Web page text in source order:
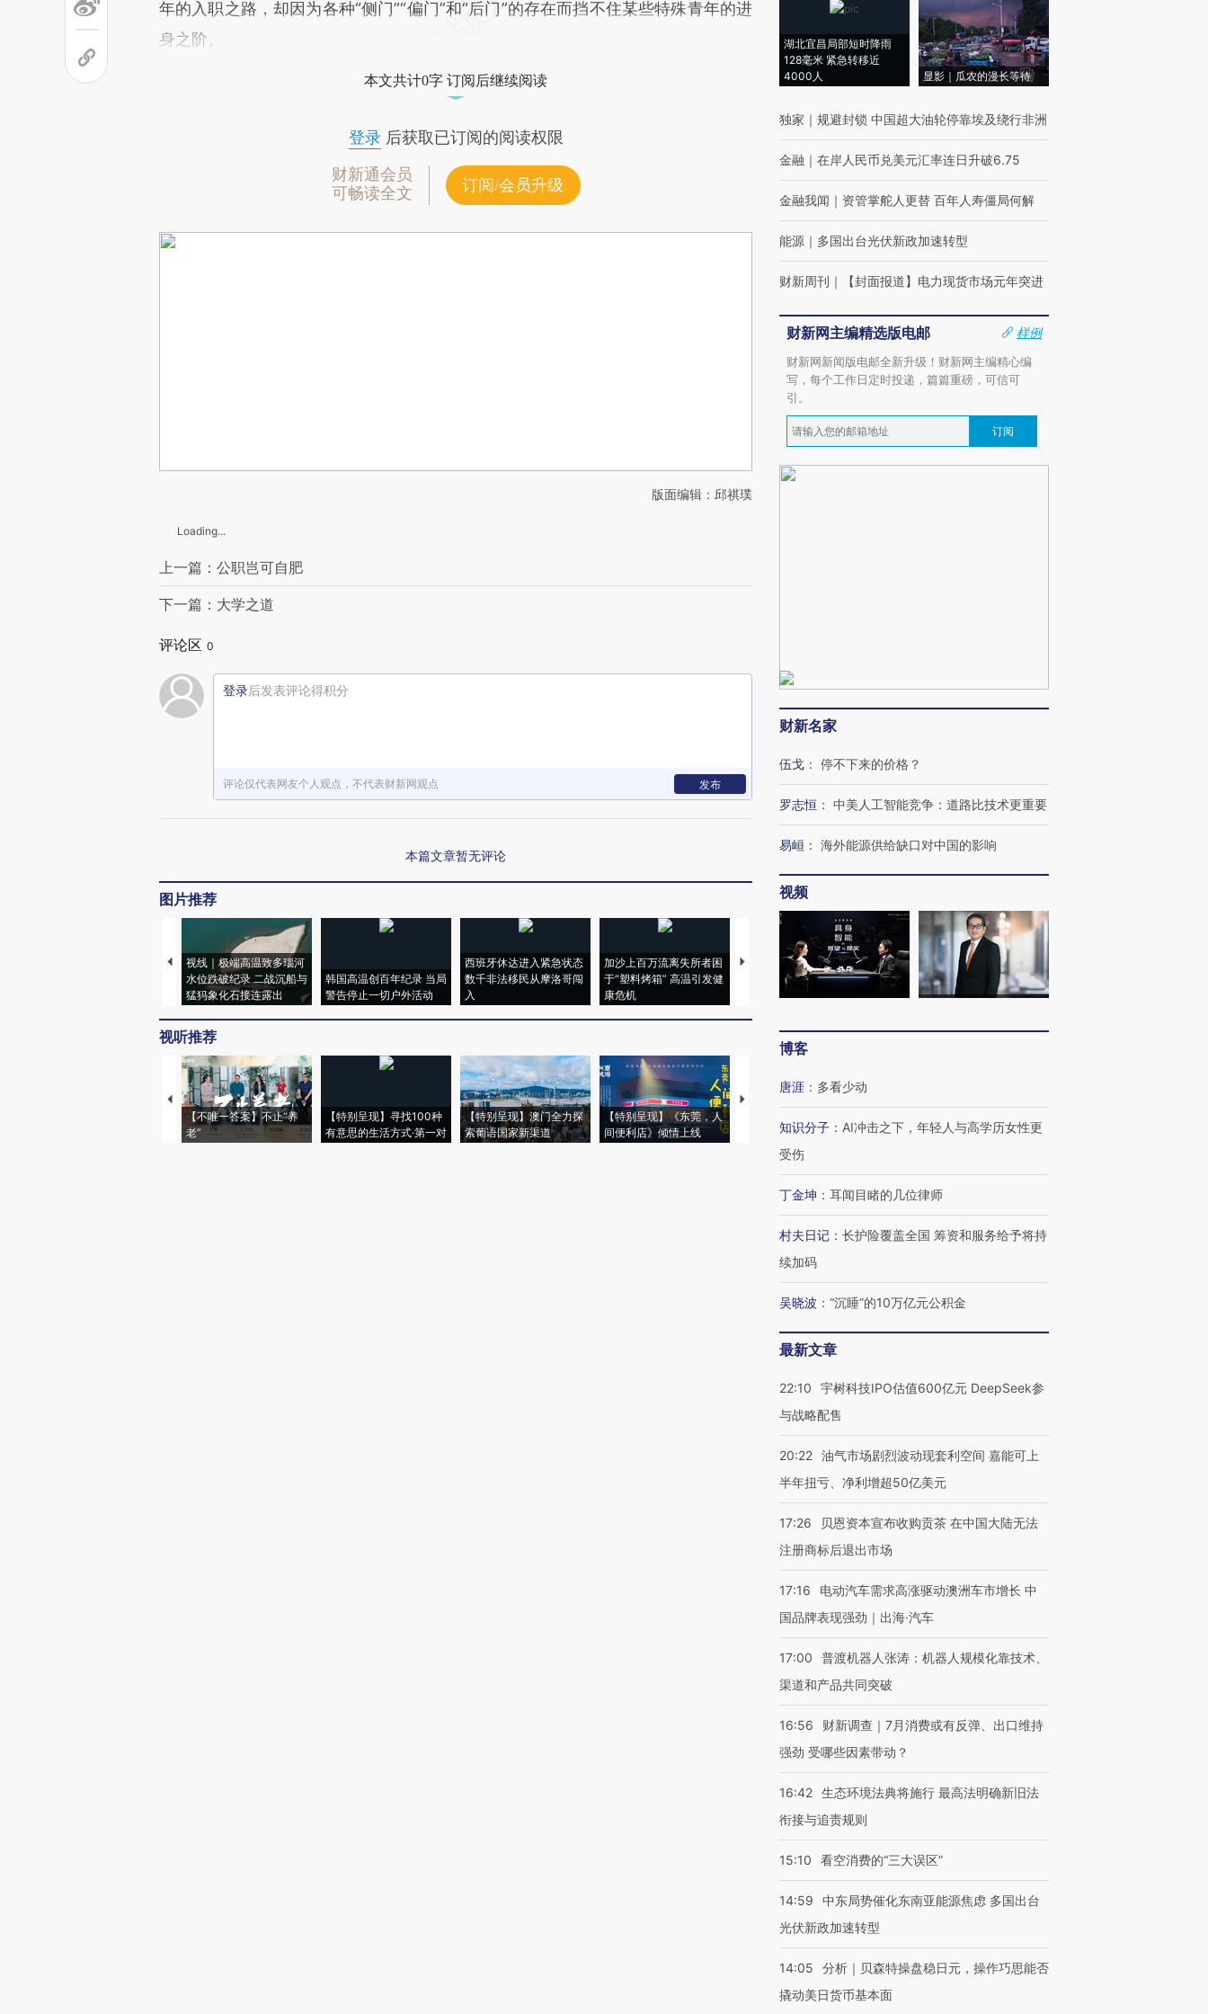
年的入职之路，却因为各种“侧门”“偏门”和“后门”的存在而挡不住某些特殊青年的进
身之阶。
本文共计0字 订阅后继续阅读
登录后获取已订阅的阅读权限
财新通会员
可畅读全文
订阅/会员升级
版面编辑：邱祺璞
Loading...
上一篇：公职岂可自肥
下一篇：大学之道
评论区 0
登录后发表评论得积分
评论仅代表网友个人观点，不代表财新网观点 发布
本篇文章暂无评论
图片推荐
视线｜极端高温致多瑙河
水位跌破纪录 二战沉船与
猛犸象化石接连露出
韩国高温创百年纪录 当局
警告停止一切户外活动
西班牙休达进入紧急状态
数千非法移民从摩洛哥闯
入
加沙上百万流离失所者困
于“塑料烤箱” 高温引发健
康危机
视线｜HYROX的吸金
术：是什么让中产们甘
心“花钱找虐”？
马航飞行员跨国走私7万
粒摇头丸 尿检体内含3种
毒品
视线｜被称为“蟑螂”的印
度Z世代 用街头抗争将教
育部长拱下台
视听推荐
【不唯一答案】不止“养
老”
【特别呈现】寻找100种
有意思的生活方式·第一对
【特别呈现】澳门全力探
索葡语国家新渠道
【特别呈现】《东莞，人
间便利店》倾情上线
【推广】走进第四届链博
有意思的生活方式·第三对
住三大增长引擎是什么？
湖北宜昌局部短时降雨
128毫米 紧急转移近
4000人
显影｜瓜农的漫长等待
独家 ｜ 规避封锁 中国超大油轮停靠埃及绕行非洲
金融 ｜ 在岸人民币兑美元汇率连日升破6.75
金融我闻 ｜ 资管掌舵人更替 百年人寿僵局何解
能源 ｜ 多国出台光伏新政加速转型
财新周刊 ｜ 【封面报道】电力现货市场元年突进
财新网主编精选版电邮
样例
财新网新闻版电邮全新升级！财新网主编精心编
写，每个工作日定时投递，篇篇重磅，可信可
引。
订阅
财新名家
伍戈 ： 停不下来的价格？
罗志恒 ： 中美人工智能竞争：道路比技术更重要
易峘 ： 海外能源供给缺口对中国的影响
视频
博客
唐涯 ： 多看少动
知识分子 ： AI冲击之下，年轻人与高学历女性更
受伤
丁金坤 ： 耳闻目睹的几位律师
村夫日记 ： 长护险覆盖全国 筹资和服务给予将持
续加码
吴晓波 ： “沉睡”的10万亿元公积金
最新文章
22:10
宇树科技IPO估值600亿元 DeepSeek参
与战略配售
20:22 油气市场剧烈波动现套利空间 嘉能可上
半年扭亏、净利增超50亿美元
17:26
贝恩资本宣布收购贡茶 在中国大陆无法
注册商标后退出市场
17:16
电动汽车需求高涨驱动澳洲车市增长 中
国品牌表现强劲｜出海·汽车
17:00
普渡机器人张涛：机器人规模化靠技术、
渠道和产品共同突破
16:56
财新调查｜7月消费或有反弹、出口维持
强劲 受哪些因素带动？
16:42 生态环境法典将施行 最高法明确新旧法
衔接与追责规则
15:10 看空消费的“三大误区”
14:59
中东局势催化东南亚能源焦虑 多国出台
光伏新政加速转型
14:05
分析｜贝森特操盘稳日元，操作巧思能否
撬动美日货币基本面